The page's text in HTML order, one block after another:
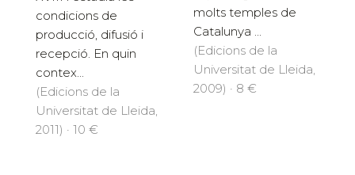
condicions de
producció, difusió i
recepció. En quin
contex...
(Edicions de la
Universitat de Lleida,
2011) · 10 €
molts temples de
Catalunya ...
(Edicions de la
Universitat de Lleida,
2009) · 8 €